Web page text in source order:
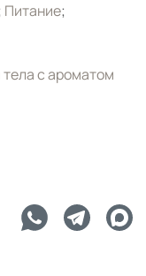
Питание;
с ароматом